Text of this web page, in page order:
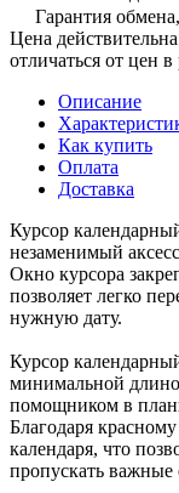
Гарантия
Цена
отличаться от цен
Описание
Как купить
Оплата
Доставка
Курсор
незаменимый
Окно курсора
позволяет легко
нужную дату.
Курсор
минимальной
помощником в
Благодаря
календаря, что
пропускать важные